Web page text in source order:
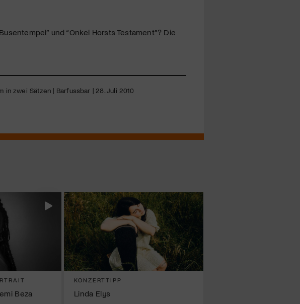
und “Onkel Horsts Testament”? Die
in zwei Sätzen | Barfussbar | 28. Juli 2010
Beza
KONZERTTIPP
Linda Elys